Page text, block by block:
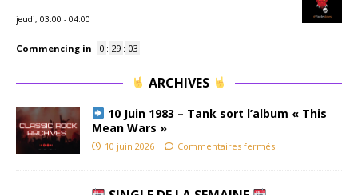
jeudi, 03:00 - 04:00
Commencing in: 0 : 29 : 02
ARCHIVES
10 Juin 1983 – Tank sort l’album « This
Mean Wars »
10 juin 2026 Commentaires fermés